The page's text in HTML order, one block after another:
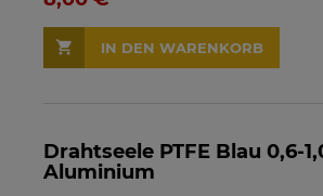
IN DEN WARENKORB
Drahtseele PTFE Blau 0,6-
Aluminium